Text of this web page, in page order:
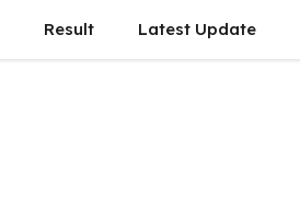
Result Latest Update